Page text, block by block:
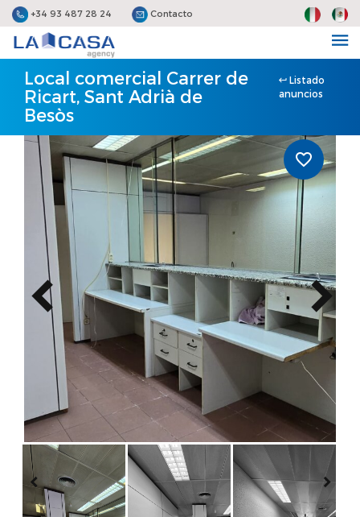
+34 93 487 28 24 Contacto
Local comercial Carrer de
Ricart, Sant Adrià de
Besòs
Listado
anuncios